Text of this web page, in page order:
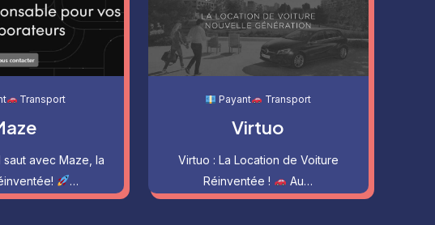
Transport
saut avec Maze, la
…
Payant Transport
Virtuo
Virtuo : La Location de Voiture
Réinventée !
Au…